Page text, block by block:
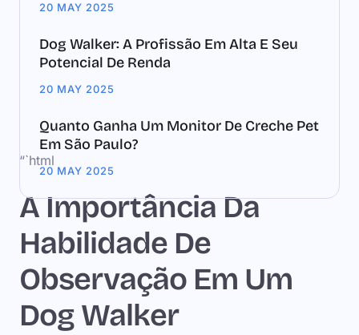
“`html
A Importância Da
Habilidade De
Observação Em Um
Dog Walker
20 MAY 2025
Dog Walker: A Profissão Em Alta E Seu
Potencial De Renda
20 MAY 2025
Quanto Ganha Um Monitor De Creche Pet
Em São Paulo?
20 MAY 2025